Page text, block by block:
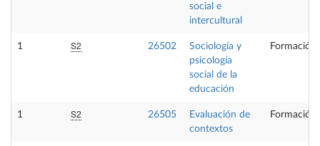
social e
intercultural
1 S2 26502
Sociología y
psicología
social de la
educación
Formación
1 S2 26505
Evaluación de
contextos
Formación